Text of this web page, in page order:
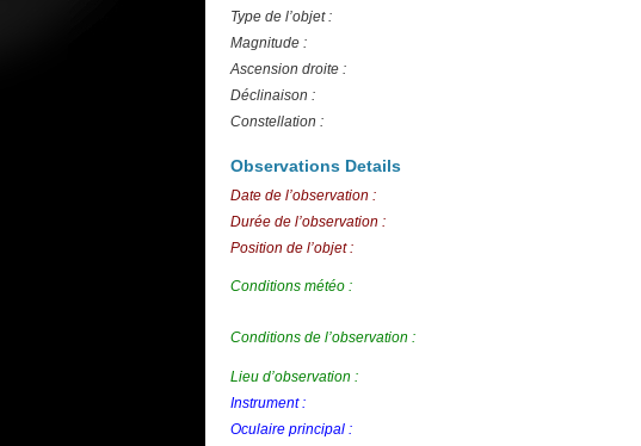
Type de l’objet :
Magnitude :
Ascension droite :
Déclinaison :
Constellation :
Observations Details
Date de l’observation :
Durée de l’observation :
Position de l’objet :
Conditions météo :
Conditions de l’observation :
Lieu d’observation :
Instrument :
Oculaire principal :